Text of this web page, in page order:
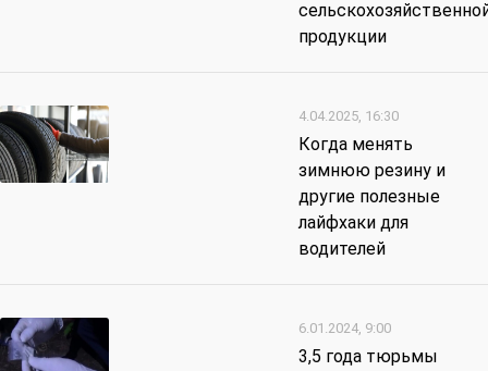
продукции
4.04.2025, 16:30
Когда менять
зимнюю резину и
другие полезные
лайфхаки для
водителей
6.01.2024, 9:00
3,5 года тюрьмы